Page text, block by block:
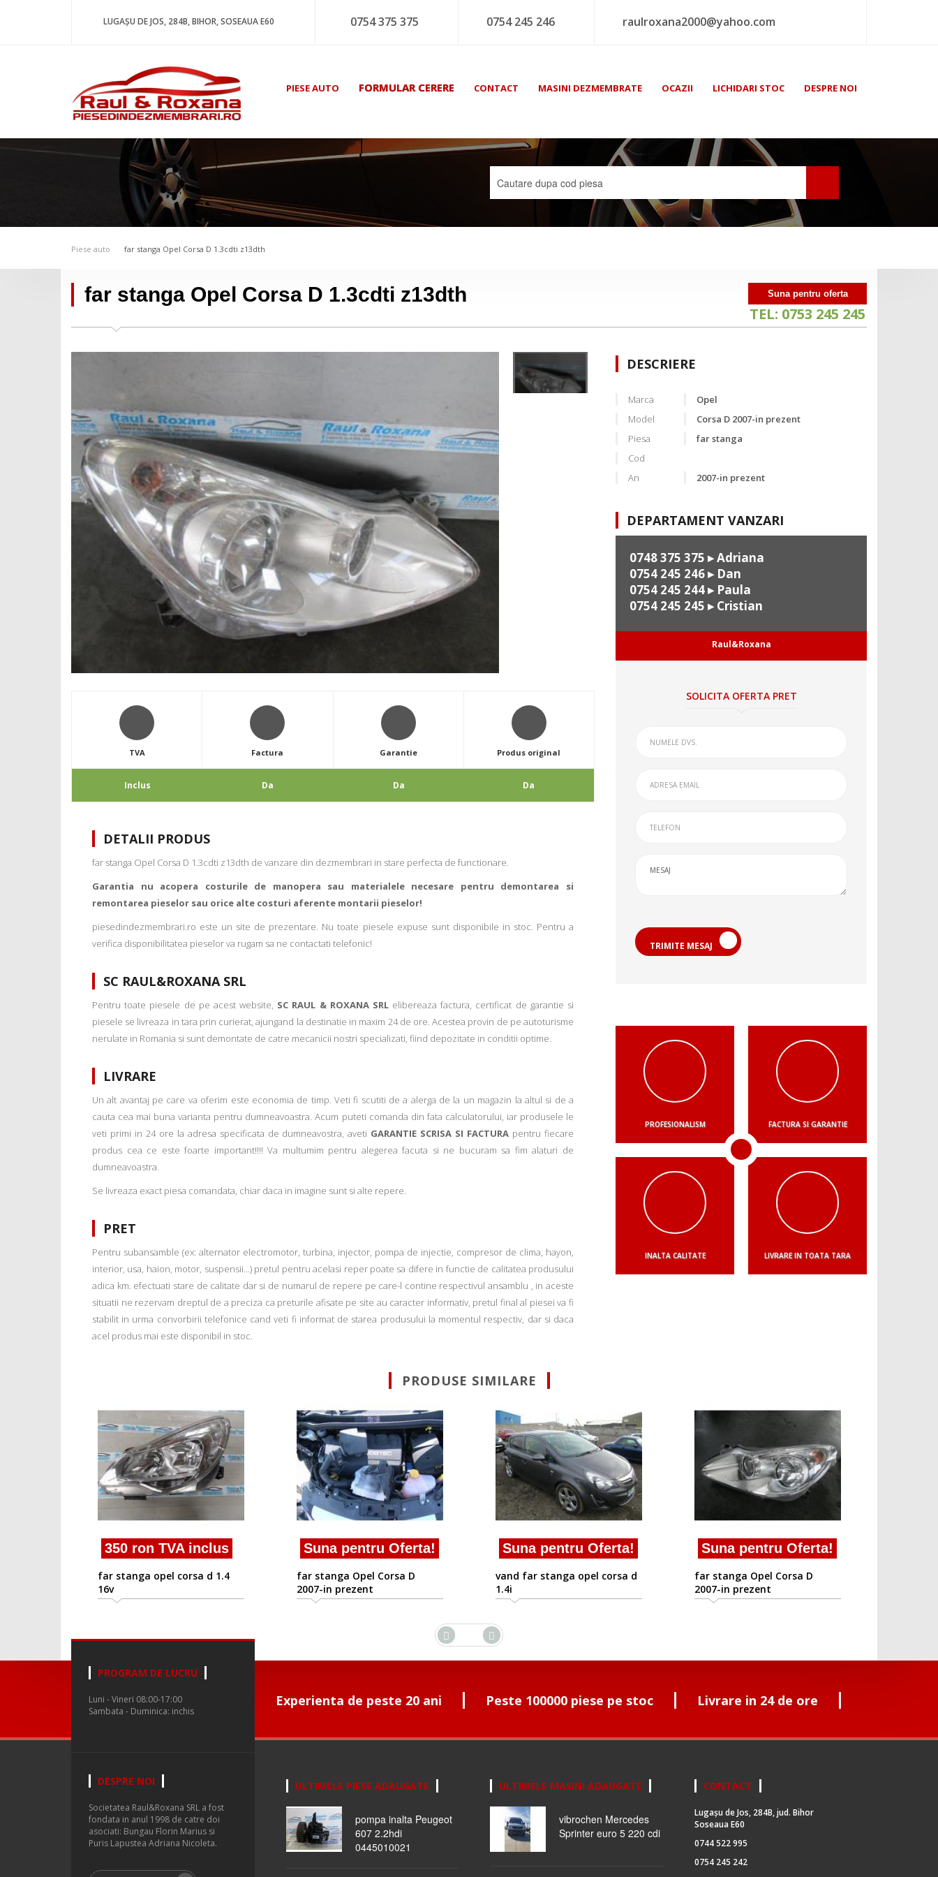
LUGAȘU DE JOS, 284B, BIHOR, SOSEAUA E60 0754 375 375 0754 245 246 raulroxana2000@yahoo.com
PIESE AUTO FORMULAR CERERE CONTACT MASINI DEZMEMBRATE OCAZII LICHIDARI STOC DESPRE NOI
Piese auto far stanga Opel Corsa D 1.3cdti z13dth
far stanga Opel Corsa D 1.3cdti z13dth Suna pentru oferta
TEL: 0753 245 245
TVA
Inclus
Factura
Da
Garantie
Da
Produs original
Da
DETALII PRODUS
far stanga Opel Corsa D 1.3cdti z13dth de vanzare din dezmembrari in stare perfecta de functionare.
Garantia nu acopera costurile de manopera sau materialele necesare pentru demontarea si
remontarea pieselor sau orice alte costuri aferente montarii pieselor!
piesedindezmembrari.ro este un site de prezentare. Nu toate piesele expuse sunt disponibile in stoc. Pentru a
verifica disponibilitatea pieselor va rugam sa ne contactati telefonic!
SC RAUL&ROXANA SRL
Pentru toate piesele de pe acest website, SC RAUL & ROXANA SRLelibereaza factura, certificat de garantie si
piesele se livreaza in tara prin curierat, ajungand la destinatie in maxim 24 de ore. Acestea provin de pe autoturisme
nerulate in Romania si sunt demontate de catre mecanicii nostri specializati, fiind depozitate in conditii optime.
LIVRARE
Un alt avantaj pe care va oferim este economia de timp. Veti fi scutiti de a alerga de la un magazin la altul si de a
cauta cea mai buna varianta pentru dumneavoastra. Acum puteti comanda din fata calculatorului, iar produsele le
veti primi in 24 ore la adresa specificata de dumneavostra, aveti GARANTIE SCRISA SI FACTURA pentru fiecare
produs cea ce este foarte important!!!! Va multumim pentru alegerea facuta si ne bucuram sa fim alaturi de
dumneavoastra.
Se livreaza exact piesa comandata, chiar daca in imagine sunt si alte repere.
PRET
Pentru subansamble (ex: alternator electromotor, turbina, injector, pompa de injectie, compresor de clima, hayon,
interior, usa, haion, motor, suspensii...) pretul pentru acelasi reper poate sa difere in functie de calitatea produsului
adica km. efectuati stare de calitate dar si de numarul de repere pe care-l contine respectivul ansamblu , in aceste
situatii ne rezervam dreptul de a preciza ca preturile afisate pe site au caracter informativ, pretul final al piesei va fi
stabilit in urma convorbirii telefonice cand veti fi informat de starea produsului la momentul respectiv, dar si daca
acel produs mai este disponibil in stoc.
DESCRIERE
Marca
Opel
Model
Corsa D 2007-in prezent
Piesa
far stanga
Cod
An
2007-in prezent
DEPARTAMENT VANZARI
0748 375 375 ▸ Adriana
0754 245 246▸ Dan
0754 245 244▸ Paula
0754 245 245 ▸ Cristian
Raul&Roxana
SOLICITA OFERTA PRET
TRIMITE MESAJ
PROFESIONALISM FACTURA SI GARANTIE
INALTA CALITATE LIVRARE IN TOATA TARA
PRODUSE SIMILARE
350 ron TVA inclus
far stanga opel corsa d 1.4
16v
Suna pentru Oferta!
far stanga Opel Corsa D
2007-in prezent
Suna pentru Oferta!
vand far stanga opel corsa d
1.4i
Suna pentru Oferta!
far stanga Opel Corsa D
2007-in prezent
Experienta de peste 20 ani Peste 100000 piese pe stoc Livrare in 24 de ore
PROGRAM DE LUCRU
Luni - Vineri 08:00-17:00
Sambata - Duminica: inchis
DESPRE NOI
Societatea Raul&Roxana SRL a fost
fondata in anul 1998 de catre doi
asociati: Bungau Florin Marius si
Puris Lapustea Adriana Nicoleta.
ULTIMELE PIESE ADAUGATE
pompa inalta Peugeot
607 2.2hdi
0445010021
ULTIMELE MASINI ADAUGATE
vibrochen Mercedes
Sprinter euro 5 220 cdi
CONTACT
Lugașu de Jos, 284B, jud. Bihor
Soseaua E60
0744 522 995
0754 245 242